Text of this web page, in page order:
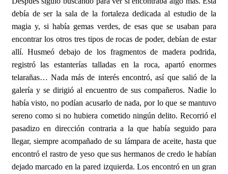
debía de ser la sala de la fortaleza dedicada al estudio de la
magia y, si había gemas verdes, de esas que se usaban para
encontrar los otros tres tipos de rocas de poder, debían de estar
allí. Husmeó debajo de los fragmentos de madera podrida,
registró las estanterías talladas en la roca, apartó enormes
telarañas… Nada más de interés encontró, así que salió de la
galería y se dirigió al encuentro de sus compañeros. Nadie lo
había visto, no podían acusarlo de nada, por lo que se mantuvo
sereno como si no hubiera cometido ningún delito. Recorrió el
pasadizo en dirección contraria a la que había seguido para
llegar, siempre acompañado de su lámpara de aceite, hasta que
encontró el rastro de yeso que sus hermanos de credo le habían
dejado marcado en la pared izquierda. Los encontró en un gran